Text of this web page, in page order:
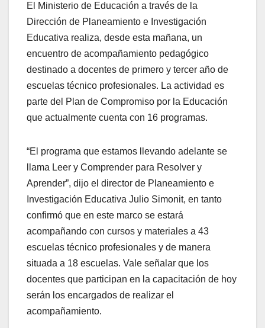
El Ministerio de Educación a través de la
Dirección de Planeamiento e Investigación
Educativa realiza, desde esta mañana, un
encuentro de acompañamiento pedagógico
destinado a docentes de primero y tercer año de
escuelas técnico profesionales. La actividad es
parte del Plan de Compromiso por la Educación
que actualmente cuenta con 16 programas.
“El programa que estamos llevando adelante se
llama Leer y Comprender para Resolver y
Aprender”, dijo el director de Planeamiento e
Investigación Educativa Julio Simonit, en tanto
confirmó que en este marco se estará
acompañando con cursos y materiales a 43
escuelas técnico profesionales y de manera
situada a 18 escuelas. Vale señalar que los
docentes que participan en la capacitación de hoy
serán los encargados de realizar el
acompañamiento.